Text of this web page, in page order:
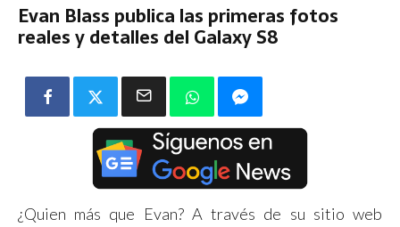
Evan Blass publica las primeras fotos
reales y detalles del Galaxy S8
¿Quien más que Evan? A través de su sitio web